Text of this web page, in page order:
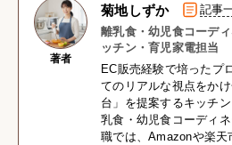
著者
菊地しずか
記事
離乳食・幼児食コーデ
ッチン・育児家電担当
EC販売経験で培ったプ
てのリアルな視点をか
台」を提案するキッチ
乳食・幼児食コーディ
職では、Amazonや楽天